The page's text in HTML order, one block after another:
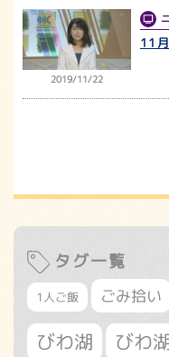
2019/11/22
11
タグ一覧
1人ご飯 ごみ拾い
びわ湖 びわ